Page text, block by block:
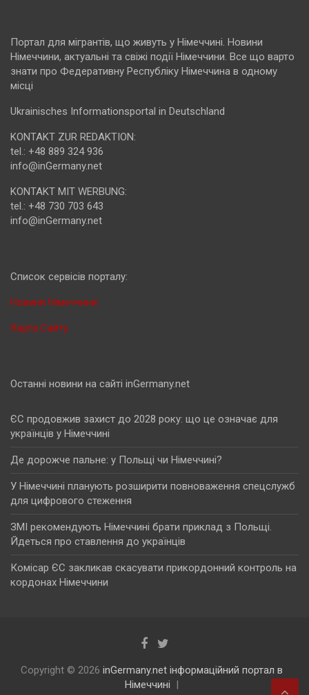
Портал для мігрантів, що живуть у Німеччині. Новини
Німеччини, актуальні та свіжі події Німеччини. Все що варто
знати про Федеративну Республіку Німеччина в одному
місці
Ukrainisches Informationsportal in Deutschland
KONTAKT ZUR REDAKTION:
tel.: +48 889 324 936
info@inGermany.net
KONTAKT MIT WERBUNG:
tel.: +48 730 703 643
info@inGermany.net
Cписок сервісів порталу:
Новини Німеччини
Карта Сайту
Останні новини на сайті inGermany.net
ЄС продовжив захист до 2028 року: що це означає для
українців у Німеччині
Де дорожче пальне: у Польщі чи Німеччині?
У Німеччині планують розширити повноваження спецслужб
для цифрового стеження
ЗМІ рекомендують Німеччині брати приклад з Польщі.
Йдеться про ставлення до українців
Комісар ЄС закликав скасувати прикордонний контроль на
кордонах Німеччини
Copyright © 2026 inGermany.net інформаційний портал в
Німеччині